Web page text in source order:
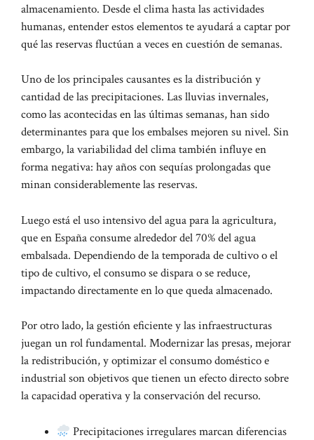
almacenamiento. Desde el clima hasta las actividades
humanas, entender estos elementos te ayudará a captar por
qué las reservas fluctúan a veces en cuestión de semanas.
Uno de los principales causantes es la distribución y
cantidad de las precipitaciones. Las lluvias invernales,
como las acontecidas en las últimas semanas, han sido
determinantes para que los embalses mejoren su nivel. Sin
embargo, la variabilidad del clima también influye en
forma negativa: hay años con sequías prolongadas que
minan considerablemente las reservas.
Luego está el uso intensivo del agua para la agricultura,
que en España consume alrededor del 70% del agua
embalsada. Dependiendo de la temporada de cultivo o el
tipo de cultivo, el consumo se dispara o se reduce,
impactando directamente en lo que queda almacenado.
Por otro lado, la gestión eficiente y las infraestructuras
juegan un rol fundamental. Modernizar las presas, mejorar
la redistribución, y optimizar el consumo doméstico e
industrial son objetivos que tienen un efecto directo sobre
la capacidad operativa y la conservación del recurso.
Precipitaciones irregulares marcan diferencias